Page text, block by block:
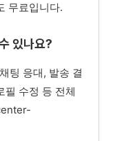
무료입니다.
있나요?
팅 응대, 발송 결
필 수정 등 전체